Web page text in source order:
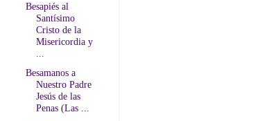
Besapiés al
Santísimo
Cristo de la
Misericordia y
...
Besamanos a
Nuestro Padre
Jesús de las
Penas (Las ...